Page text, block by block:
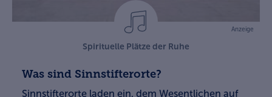
Anzeige
Spirituelle Plätze der Ruhe
Was sind Sinnstifterorte?
Sinnstifterorte laden ein, dem Wesentlichen auf